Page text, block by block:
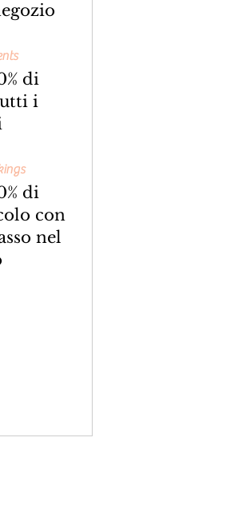
di
i
di
con
nel